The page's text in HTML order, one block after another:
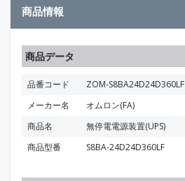
商品情報
商品データ
品番コード
ZOM-S8BA24D24D360LF
メーカー名
オムロン(FA)
商品名
無停電電源装置(UPS)
商品型番
S8BA-24D24D360LF